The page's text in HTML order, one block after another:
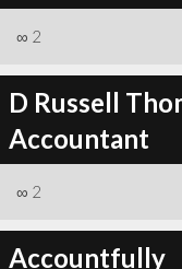
∞ 2
D Russell
Accountant
∞ 2
Accountfully